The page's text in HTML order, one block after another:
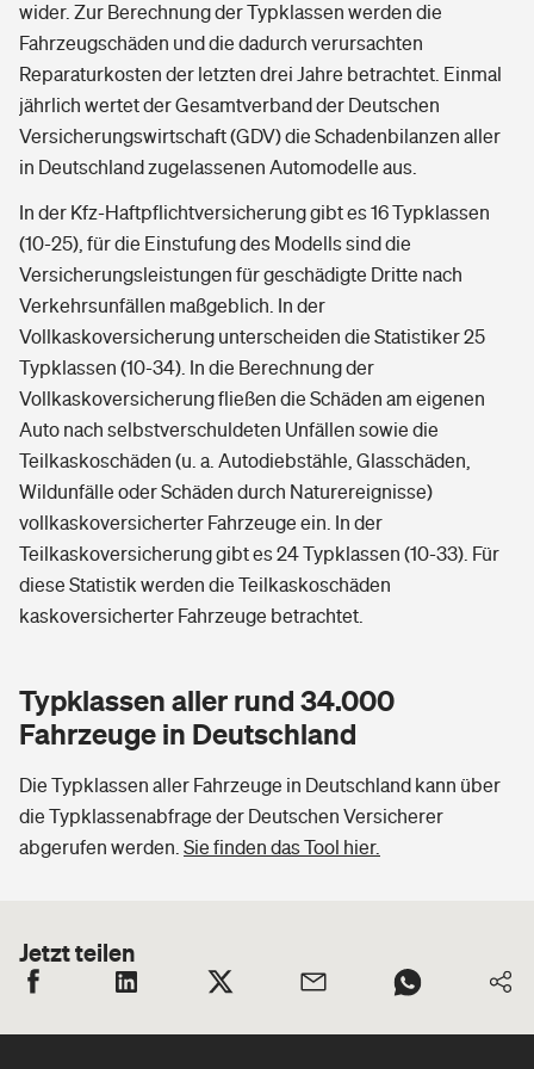
wider. Zur Berechnung der Typklassen werden die
Fahrzeugschäden und die dadurch verursachten
Reparaturkosten der letzten drei Jahre betrachtet. Einmal
jährlich wertet der Gesamtverband der Deutschen
Versicherungswirtschaft (GDV) die Schadenbilanzen aller
in Deutschland zugelassenen Automodelle aus.
In der Kfz-Haftpflichtversicherung gibt es 16 Typklassen
(10-25), für die Einstufung des Modells sind die
Versicherungsleistungen für geschädigte Dritte nach
Verkehrsunfällen maßgeblich. In der
Vollkaskoversicherung unterscheiden die Statistiker 25
Typklassen (10-34). In die Berechnung der
Vollkaskoversicherung fließen die Schäden am eigenen
Auto nach selbstverschuldeten Unfällen sowie die
Teilkaskoschäden (u. a. Autodiebstähle, Glasschäden,
Wildunfälle oder Schäden durch Naturereignisse)
vollkaskoversicherter Fahrzeuge ein. In der
Teilkaskoversicherung gibt es 24 Typklassen (10-33). Für
diese Statistik werden die Teilkaskoschäden
kaskoversicherter Fahrzeuge betrachtet.
Typklassen aller rund 34.000
Fahrzeuge in Deutschland
Die Typklassen aller Fahrzeuge in Deutschland kann über
die Typklassenabfrage der Deutschen Versicherer
abgerufen werden. Sie finden das Tool hier.
Jetzt teilen